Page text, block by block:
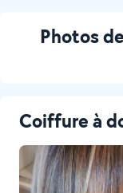
Photos
Coiffure à